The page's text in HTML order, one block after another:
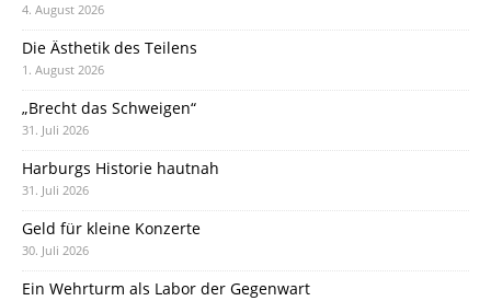
4. August 2026
Die Ästhetik des Teilens
1. August 2026
„Brecht das Schweigen“
31. Juli 2026
Harburgs Historie hautnah
31. Juli 2026
Geld für kleine Konzerte
30. Juli 2026
Ein Wehrturm als Labor der Gegenwart